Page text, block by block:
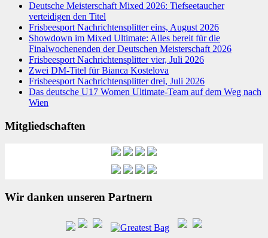
Deutsche Meisterschaft Mixed 2026: Tiefseetaucher
verteidigen den Titel
Frisbeesport Nachrichtensplitter eins, August 2026
Showdown im Mixed Ultimate: Alles bereit für die
Finalwochenenden der Deutschen Meisterschaft 2026
Frisbeesport Nachrichtensplitter vier, Juli 2026
Zwei DM-Titel für Bianca Kostelova
Frisbeesport Nachrichtensplitter drei, Juli 2026
Das deutsche U17 Women Ultimate-Team auf dem Weg nach
Wien
Mitgliedschaften
Wir danken unseren Partnern